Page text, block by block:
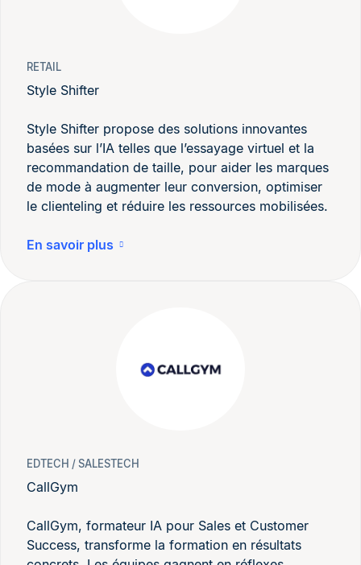
RETAIL
Style Shifter
Style Shifter propose des solutions innovantes
basées sur l’IA telles que l’essayage virtuel et la
recommandation de taille, pour aider les marques
de mode à augmenter leur conversion, optimiser
le clienteling et réduire les ressources mobilisées.
En savoir plus
EDTECH / SALESTECH
CallGym
CallGym, formateur IA pour Sales et Customer
Success, transforme la formation en résultats